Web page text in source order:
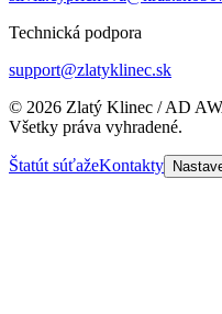
Technická podpora
support@zlatyklinec.sk
© 2026 Zlatý Klinec / AD
Všetky práva vyhradené.
Štatút súťažeKontakty